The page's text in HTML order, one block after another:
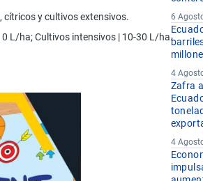
cítricos y cultivos extensivos.
L/ha; Cultivos intensivos | 10-30 L/ha.
6
4
Zafra
4